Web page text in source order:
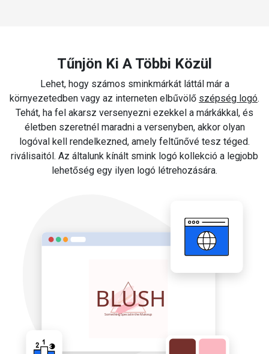
Tűnjön Ki A Többi Közül
Lehet, hogy számos sminkmárkát láttál már a
környezetedben vagy az interneten elbűvölő szépség logó.
Tehát, ha fel akarsz versenyezni ezekkel a márkákkal, és
életben szeretnél maradni a versenyben, akkor olyan
logóval kell rendelkezned, amely feltűnővé tesz téged.
riválisaitól. Az általunk kínált smink logó kollekció a legjobb
lehetőség egy ilyen logó létrehozására.